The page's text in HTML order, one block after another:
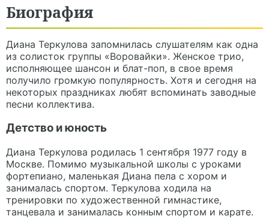
Биография
Диана Теркулова запомнилась слушателям как одна
из солисток группы «Воровайки». Женское трио,
исполняющее шансон и блат-поп, в свое время
получило громкую популярность. Хотя и сегодня на
некоторых праздниках любят вспоминать заводные
песни коллектива.
Детство и юность
Диана Теркулова родилась 1 сентября 1977 году в
Москве. Помимо музыкальной школы с уроками
фортепиано, маленькая Диана пела с хором и
занималась спортом. Теркулова ходила на
тренировки по художественной гимнастике,
танцевала и занималась конным спортом и карате.